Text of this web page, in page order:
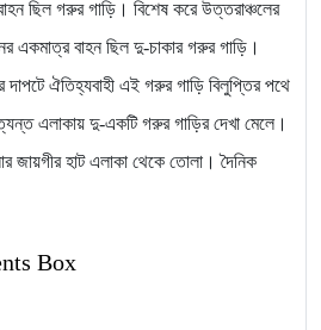
ছিল গরুর গাড়ি। বিশেষ করে উত্তরাঞ্চলের
একমাত্র বাহন ছিল দু-চাকার গরুর গাড়ি।
ঐতিহ্যবাহী এই গরুর গাড়ি বিলুপ্তির পথে
এলাকায় দু-একটি গরুর গাড়ির দেখা মেলে।
জায়গীর হাট এলাকা থেকে তোলা। দৈনিক
Box